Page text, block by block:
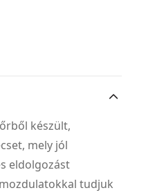
készült,
mely jól
eldolgozást
tudjuk